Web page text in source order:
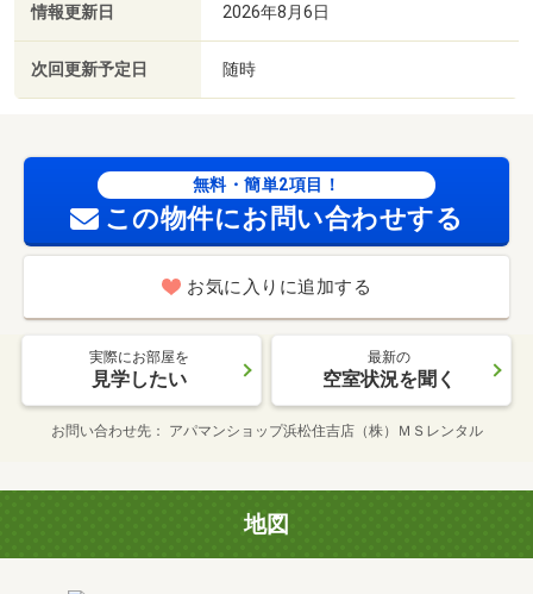
情報更新日 2026年8月6日
次回更新予定日 随時
無料・簡単2項目！
この物件にお問い合わせする
お気に入りに追加する
実際にお部屋を
見学したい
最新の
空室状況を聞く
お問い合わせ先 アパマンショップ浜松住吉店（株）ＭＳレンタル
地図